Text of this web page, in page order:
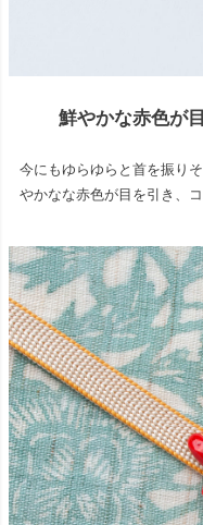
鮮やかな赤色が
今にもゆらゆらと首を振り
やかなな赤色が目を引き、